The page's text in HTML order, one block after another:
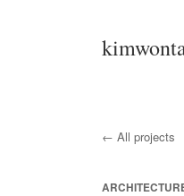
← All projects